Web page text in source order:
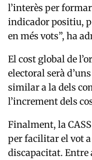
l’interès per
indicador positiu,
en més vots”, ha
El cost global de
electoral serà
similar a la dels
l’increment dels
Finalment, la
per facilitar el vot
discapacitat. Entre